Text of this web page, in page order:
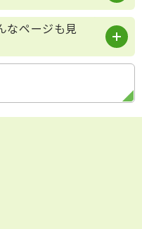
なページも見